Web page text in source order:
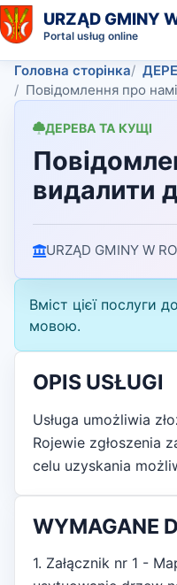
URZĄD GMINY
Portal usług online
Головна сторінка
Повідомлення про
ДЕРЕВА ТА КУЩІ
видалити
URZĄD GMINY W
Вміст цієї послуги
мовою.
OPIS USŁUGI
Usługa umożliwia
Rojewie zgłoszenia
celu uzyskania
WYMAGANE
1. Załącznik nr 1 -